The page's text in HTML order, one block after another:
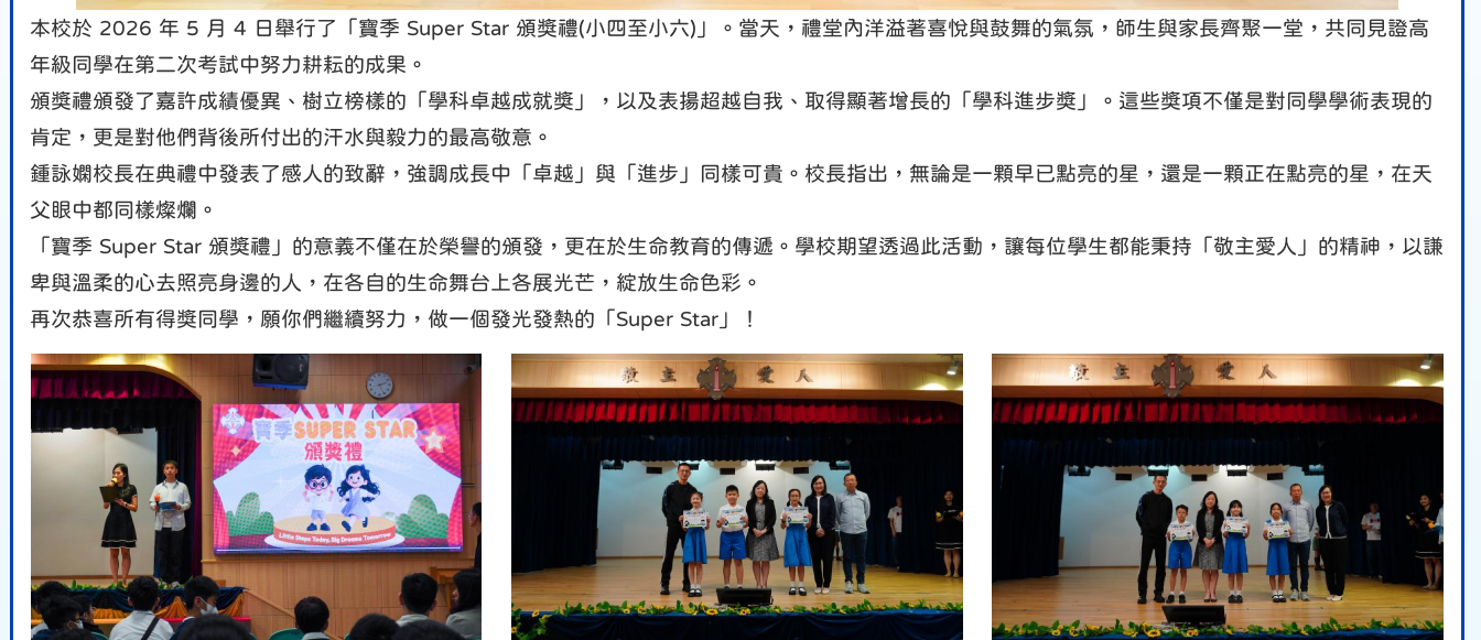
本校於 2026 年 5 月 4 日舉行了「寶季 Super Star 頒獎禮(小四至小六) 」。當天，禮堂內洋溢著喜悅與鼓舞的氣氛，師生與家長齊聚一堂，共同見證高
年級同學在第二次考試中努力耕耘的成果。
頒獎禮頒發了嘉許成績優異、樹立榜樣的「學科卓越成就獎」 ，以及表揚超越自我、取得顯著增長的「學科進步獎」。這些獎項不僅是對同學學術表現的
肯定，更是對他們背後所付出的汗水與毅力的最高敬意。
鍾詠嫻校長在典禮中發表了感人的致辭，強調成長中「卓越」與「進步」同樣可貴。校長指出，無論是一顆早已點亮的星，還是一顆正在點亮的星，在天
父眼中都同樣燦爛。
「寶季 Super Star 頒獎禮」的意義不僅在於榮譽的頒發，更在於生命教育的傳遞。學校期望透過此活動，讓每位學生都能秉持「敬主愛人」的精神，以謙
卑與溫柔的心去照亮身邊的人，在各自的生命舞台上各展光芒，綻放生命色彩。
再次恭喜所有得獎同學，願你們繼續努力，做一個發光發熱的「 Super Star 」！